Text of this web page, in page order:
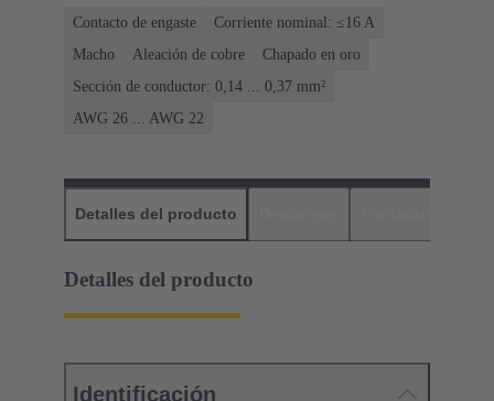
Contacto de engaste
Corriente nominal: ≤16 A
Macho
Aleación de cobre
Chapado en oro
Sección de conductor: 0,14 ... 0,37 mm²
AWG 26 ... AWG 22
Detalles del producto
Detalles del producto
Identificación